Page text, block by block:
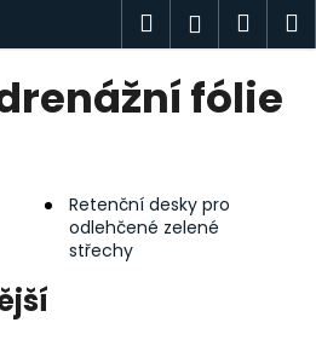
Hledat
fólie
Retenční desky pro
odlehčené zelené
střechy